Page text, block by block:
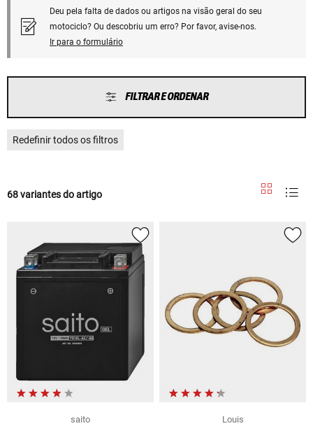
Deu pela falta de dados ou artigos na visão geral do seu
motociclo? Ou descobriu um erro? Por favor, avise-nos.
Ir para o formulário
FILTRAR E ORDENAR
Redefinir todos os filtros
68 variantes do artigo
saito
Louis